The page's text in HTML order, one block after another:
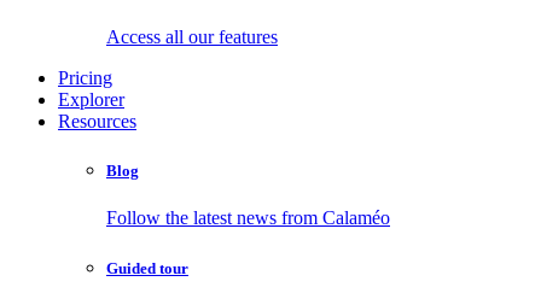
Access all our features
Pricing
Explorer
Resources
Blog
Follow the latest news from Calaméo
Guided tour